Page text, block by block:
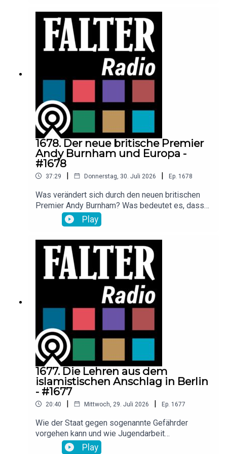
Schmeller (Stadt Wien Umweltschutz), Isa Klee
(Städteplanerin mit Fokus auf Artenvielfalt in der
Stadt), Dominique Zimmermann (Kuratorin NHM
und Falter-Autorin) und FALTER-Redakteurin
Katharina Kropshofer. Aufgezeichnet im Rahmen
der Falter-Sommergespräche im
Museumsquartier Wien.
1678. Der neue britische Premier
Andy Burnham und Europa -
#1678
37:29 | Donnerstag, 30. Juli 2026 | Ep. 1678
Was verändert sich durch den neuen britischen
Premier Andy Burnham? Was bedeutet es, dass
der Labour-Chef eine deutliche Abkehr vom
Neoliberalismus Margret Thatchers verpricht?
Welche Auswirkungen hat der Machtwechsel in
London für die EU? Raimund Löw diskutiert mit
der Großbritannien-Expertin und Politologin
Melanie Sully, dem langjährigen EU-Ressortchef
der Presse, Wolfgang Böhm, und
Korrespondentin Tessa Szyszkowitz.
Play
1677. Die Lehren aus dem
islamistischen Anschlag in Berlin
- #1677
20:40 | Mittwoch, 29. Juli 2026 | Ep. 1677
Wie der Staat gegen sogenannte Gefährder
vorgehen kann und wie Jugendarbeit
gegensteuert: Der inzwischen getötete 21-jährige
Play